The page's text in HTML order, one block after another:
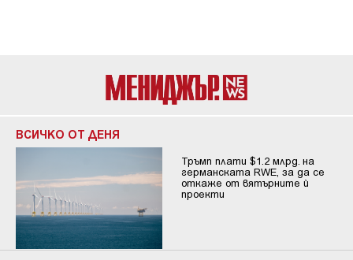
ВСИЧКО ОТ ДЕНЯ
Тръмп плати $1.2 млрд. на
германската RWE, за да се
откаже от вятърните ѝ
проекти